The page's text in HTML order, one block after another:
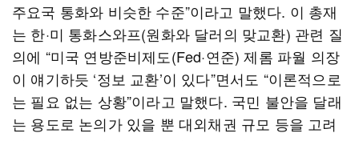
주요국 통화와 비슷한 수준”이라고 말했다. 이 총재
는 한·미 통화스와프(원화와 달러의 맞교환) 관련 질
의에 “미국 연방준비제도(Fed·연준) 제롬 파월 의장
이 얘기하듯 ‘정보 교환’이 있다”면서도 “이론적으로
는 필요 없는 상황”이라고 말했다. 국민 불안을 달래
는 용도로 논의가 있을 뿐 대외채권 규모 등을 고려